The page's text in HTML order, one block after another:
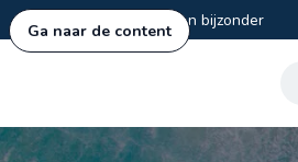
Ga naar de content
Authentiek en bijzonder